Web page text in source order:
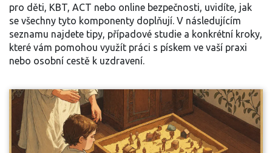
pro děti, KBT, ACT nebo online bezpečnosti, uvidíte, jak
se všechny tyto komponenty doplňují. V následujícím
seznamu najdete tipy, případové studie a konkrétní kroky,
které vám pomohou využít práci s pískem ve vaší praxi
nebo osobní cestě k uzdravení.